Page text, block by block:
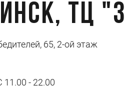
ТЦ
65, 2-ой этаж
- 22.00